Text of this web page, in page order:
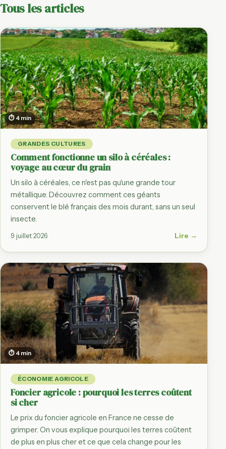
Tous les articles
⏱ 4 min
GRANDES CULTURES
Comment fonctionne un silo à céréales :
voyage au cœur du grain
Un silo à céréales, ce n'est pas qu'une grande tour
métallique. Découvrez comment ces géants
conservent le blé français des mois durant, sans un seul
insecte.
9 juillet 2026 Lire →
⏱ 4 min
ÉCONOMIE AGRICOLE
Foncier agricole : pourquoi les terres coûtent
si cher
Le prix du foncier agricole en France ne cesse de
grimper. On vous explique pourquoi les terres coûtent
de plus en plus cher et ce que cela change pour les